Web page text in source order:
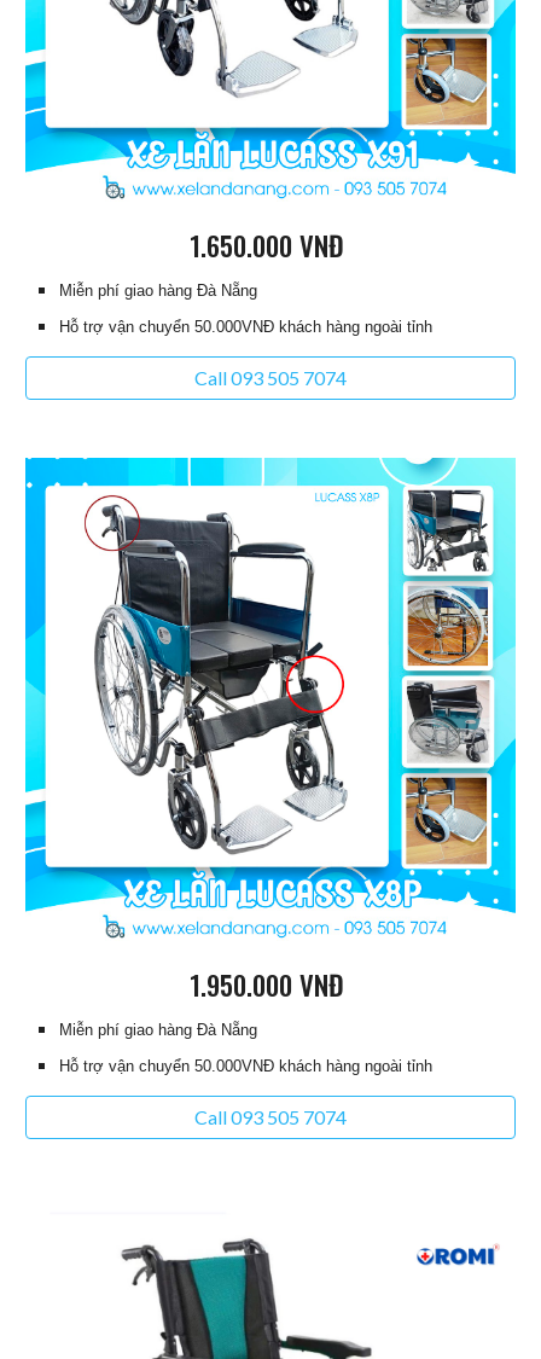
1.650.000 VNĐ
Miễn phí giao hàng Đà Nẵng
Hỗ trợ vận chuyển 50.000VNĐ khách hàng ngoài tỉnh
Call 093 505 7074
1.950.000 VNĐ
Miễn phí giao hàng Đà Nẵng
Hỗ trợ vận chuyển 50.000VNĐ khách hàng ngoài tỉnh
Call 093 505 7074